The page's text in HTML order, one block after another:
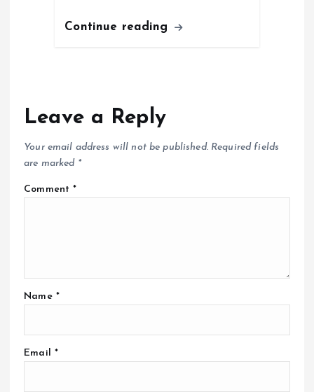
Continue reading
Leave a Reply
Your email address will not be published. Required fields
are marked *
Comment*
Name *
Email *